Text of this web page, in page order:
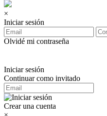
×
Iniciar sesión
Olvidé mi contraseña
Iniciar sesión
Continuar como invitado
Crear una cuenta